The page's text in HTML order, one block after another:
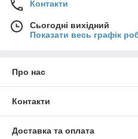
Контакти
Сьогодні вихідний
Показати весь графік
Про нас
Контакти
Доставка та оплата